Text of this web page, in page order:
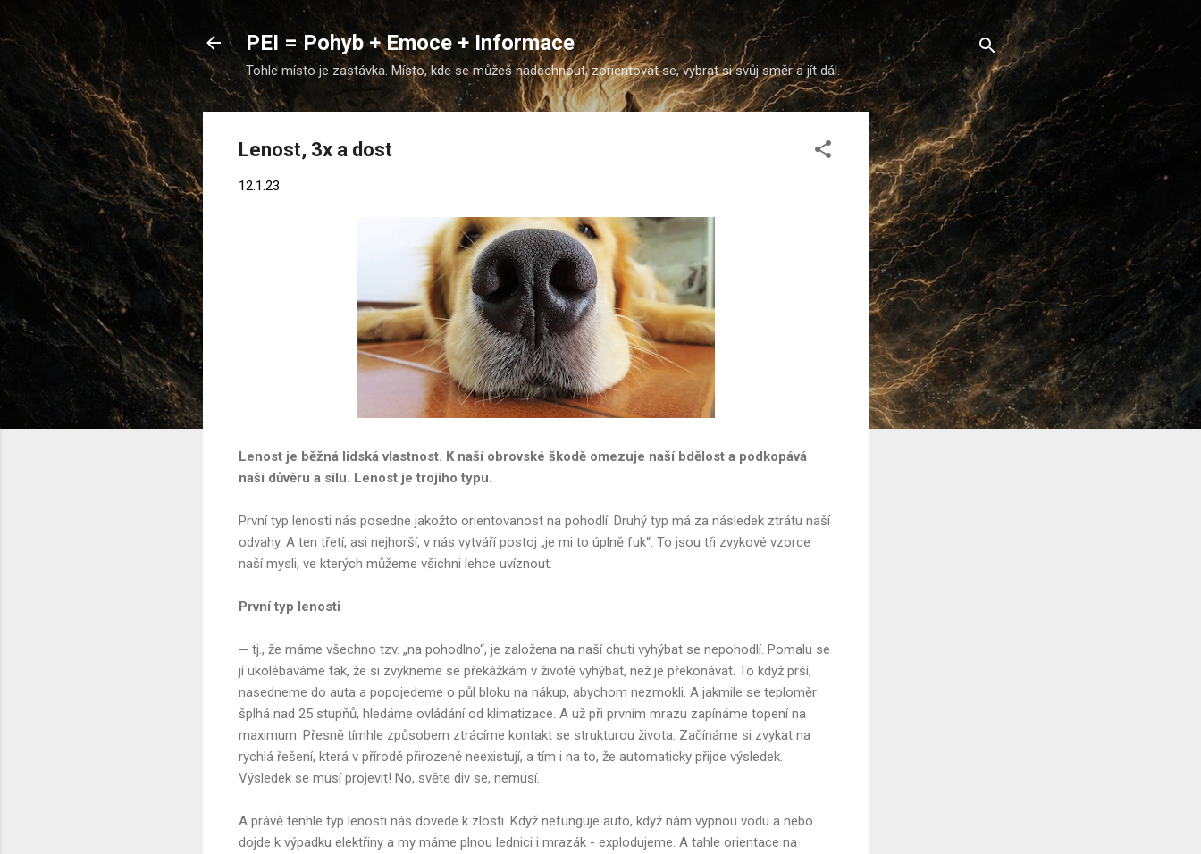
Přeskočit na hlavní obsah
PEI = Pohyb + Emoce + Informace
Tohle místo je zastávka. Místo, kde se můžeš nadechnout, zorientovat se, vybrat si svůj směr a jít dál.
Lenost, 3x a dost
12.1.23
Lenost je běžná lidská vlastnost. K naší obrovské škodě omezuje naší bdělost a podkopává
naši důvěru a sílu. Lenost je trojího typu.
První typ lenosti nás posedne jakožto orientovanost na pohodlí. Druhý typ má za následek ztrátu naší
odvahy. A ten třetí, asi nejhorší, v nás vytváří postoj „je mi to úplně fuk“. To jsou tři zvykové vzorce
naší mysli, ve kterých můžeme všichni lehce uvíznout.
První typ lenosti
➖ tj., že máme všechno tzv. „na pohodlno“, je založena na naší chuti vyhýbat se nepohodlí. Pomalu se
jí ukolébáváme tak, že si zvykneme se překážkám v životě vyhýbat, než je překonávat. To když prší,
nasedneme do auta a popojedeme o půl bloku na nákup, abychom nezmokli. A jakmile se teploměr
šplhá nad 25 stupňů, hledáme ovládání od klimatizace. A už při prvním mrazu zapínáme topení na
maximum. Přesně tímhle způsobem ztrácíme kontakt se strukturou života. Začínáme si zvykat na
rychlá řešení, která v přírodě přirozeně neexistují, a tím i na to, že automaticky přijde výsledek.
Výsledek se musí projevit! No, světe div se, nemusí.
A právě tenhle typ lenosti nás dovede k zlosti. Když nefunguje auto, když nám vypnou vodu a nebo
dojde k výpadku elektřiny a my máme plnou lednici i mrazák - explodujeme. A tahle orientace na